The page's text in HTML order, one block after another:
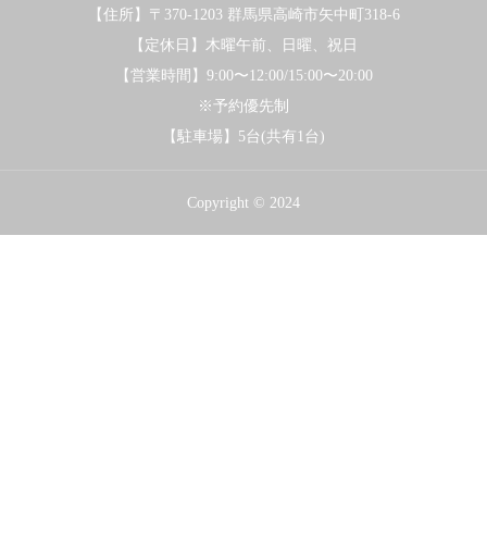
【住所】〒370-1203 群馬県高崎市矢中町318-6
【定休日】木曜午前、日曜、祝日
【営業時間】9:00〜12:00/15:00〜20:00
※予約優先制
【駐車場】5台(共有1台)
Copyright © 2024